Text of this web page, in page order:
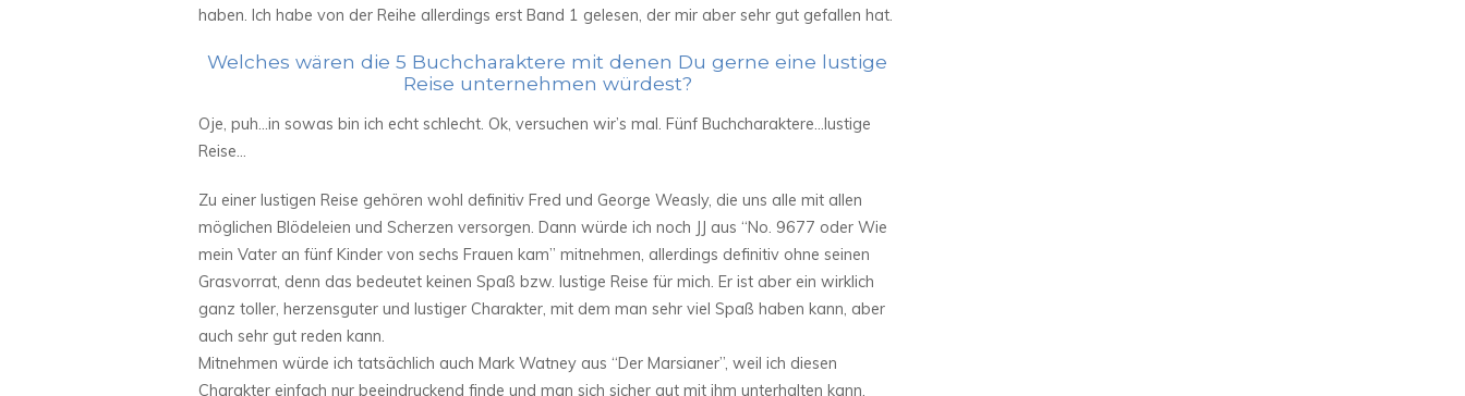
haben. Ich habe von der Reihe allerdings erst Band 1 gelesen, der mir aber sehr gut gefallen hat.
Welches wären die 5 Buchcharaktere mit denen Du gerne eine lustige
Reise unternehmen würdest?
Oje, puh…in sowas bin ich echt schlecht. Ok, versuchen wir’s mal. Fünf Buchcharaktere…lustige
Reise…
Zu einer lustigen Reise gehören wohl definitiv Fred und George Weasly, die uns alle mit allen
möglichen Blödeleien und Scherzen versorgen. Dann würde ich noch JJ aus “No. 9677 oder Wie
mein Vater an fünf Kinder von sechs Frauen kam” mitnehmen, allerdings definitiv ohne seinen
Grasvorrat, denn das bedeutet keinen Spaß bzw. lustige Reise für mich. Er ist aber ein wirklich
ganz toller, herzensguter und lustiger Charakter, mit dem man sehr viel Spaß haben kann, aber
auch sehr gut reden kann.
Mitnehmen würde ich tatsächlich auch Mark Watney aus “Der Marsianer”, weil ich diesen
Charakter einfach nur beeindruckend finde und man sich sicher gut mit ihm unterhalten kann.